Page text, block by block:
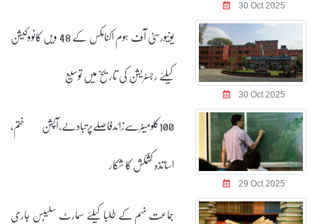
30 Oct 2025
30 Oct 2025
یونیورسٹی آف ہوم اکنامکس کے 48 ویں کانووکیشن
کیلئے رجسٹریشن کی تاریخ میں توسیع
29 Oct 2025
100کلومیٹرسےزائدفاصلےپرتبادلے،آپشن ختم،
اساتذہ کشمکش کا شکار
جماعت نہم کے طلبا کیلئے سمارٹ سلیبس جاری